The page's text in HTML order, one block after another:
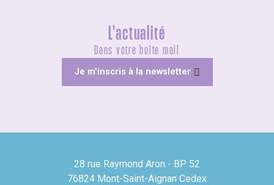
L'actualité
Dans votre boîte mail
Je m'inscris à la newsletter
28 rue Raymond Aron - BP 52
76824 Mont-Saint-Aignan Cedex